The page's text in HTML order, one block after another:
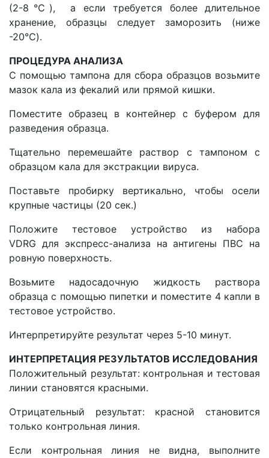
(2-8℃), а если требуется более длительное
хранение, образцы следует заморозить (ниже
-20℃).
ПРОЦЕДУРА АНАЛИЗА
С помощью тампона для сбора образцов возьмите
мазок кала из фекалий или прямой кишки.
Поместите образец в контейнер с буфером для
разведения образца.
Тщательно перемешайте раствор с тампоном с
образцом кала для экстракции вируса.
Поставьте пробирку вертикально, чтобы осели
крупные частицы (20 сек.)
Положите тестовое устройство из набора
VDRG для экспресс-анализа на антигены ПВС на
ровную поверхность.
Возьмите надосадочную жидкость раствора
образца с помощью пипетки и поместите 4 капли в
тестовое устройство.
Интерпретируйте результат через 5-10 минут.
ИНТЕРПРЕТАЦИЯ РЕЗУЛЬТАТОВ ИССЛЕДОВАНИЯ
Положительный результат: контрольная и тестовая
линии становятся красными.
Отрицательный результат: красной становится
только контрольная линия.
Если контрольная линия не видна, выполните